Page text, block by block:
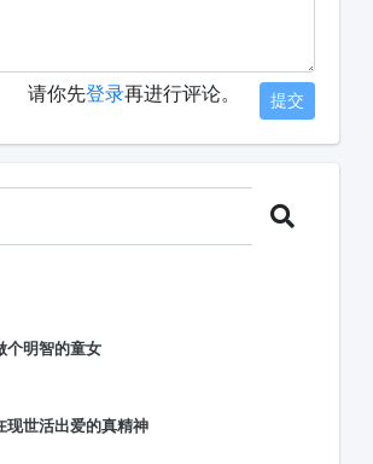
请你先登录再进行评论。 提交
个明智的童女
现世活出爱的真精神